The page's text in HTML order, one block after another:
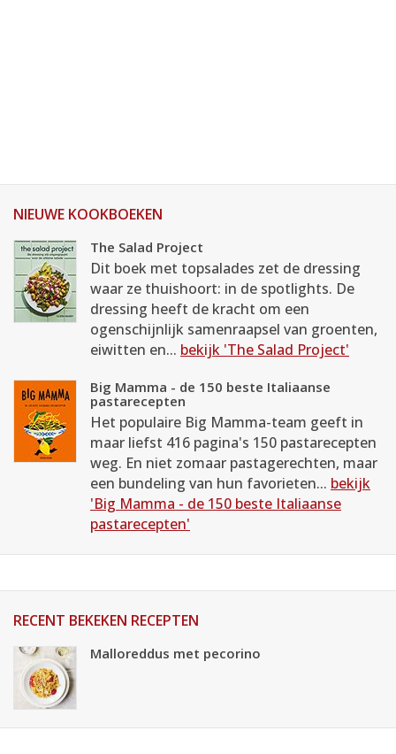
NIEUWE KOOKBOEKEN
The Salad Project
Dit boek met topsalades zet de dressing
waar ze thuishoort: in de spotlights. De
dressing heeft de kracht om een
ogenschijnlijk samenraapsel van groenten,
eiwitten en... bekijk 'The Salad Project'
Big Mamma - de 150 beste Italiaanse
pastarecepten
Het populaire Big Mamma-team geeft in
maar liefst 416 pagina's 150 pastarecepten
weg. En niet zomaar pastagerechten, maar
een bundeling van hun favorieten... bekijk
'Big Mamma - de 150 beste Italiaanse
pastarecepten'
RECENT BEKEKEN RECEPTEN
Malloreddus met pecorino